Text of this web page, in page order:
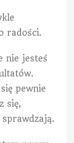
radości.
nie jesteś
pewnie
się,